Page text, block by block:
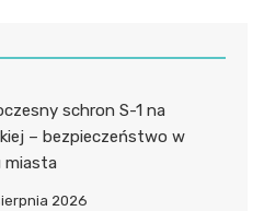
schron S-1 na
– bezpieczeństwo w
miasta
2026